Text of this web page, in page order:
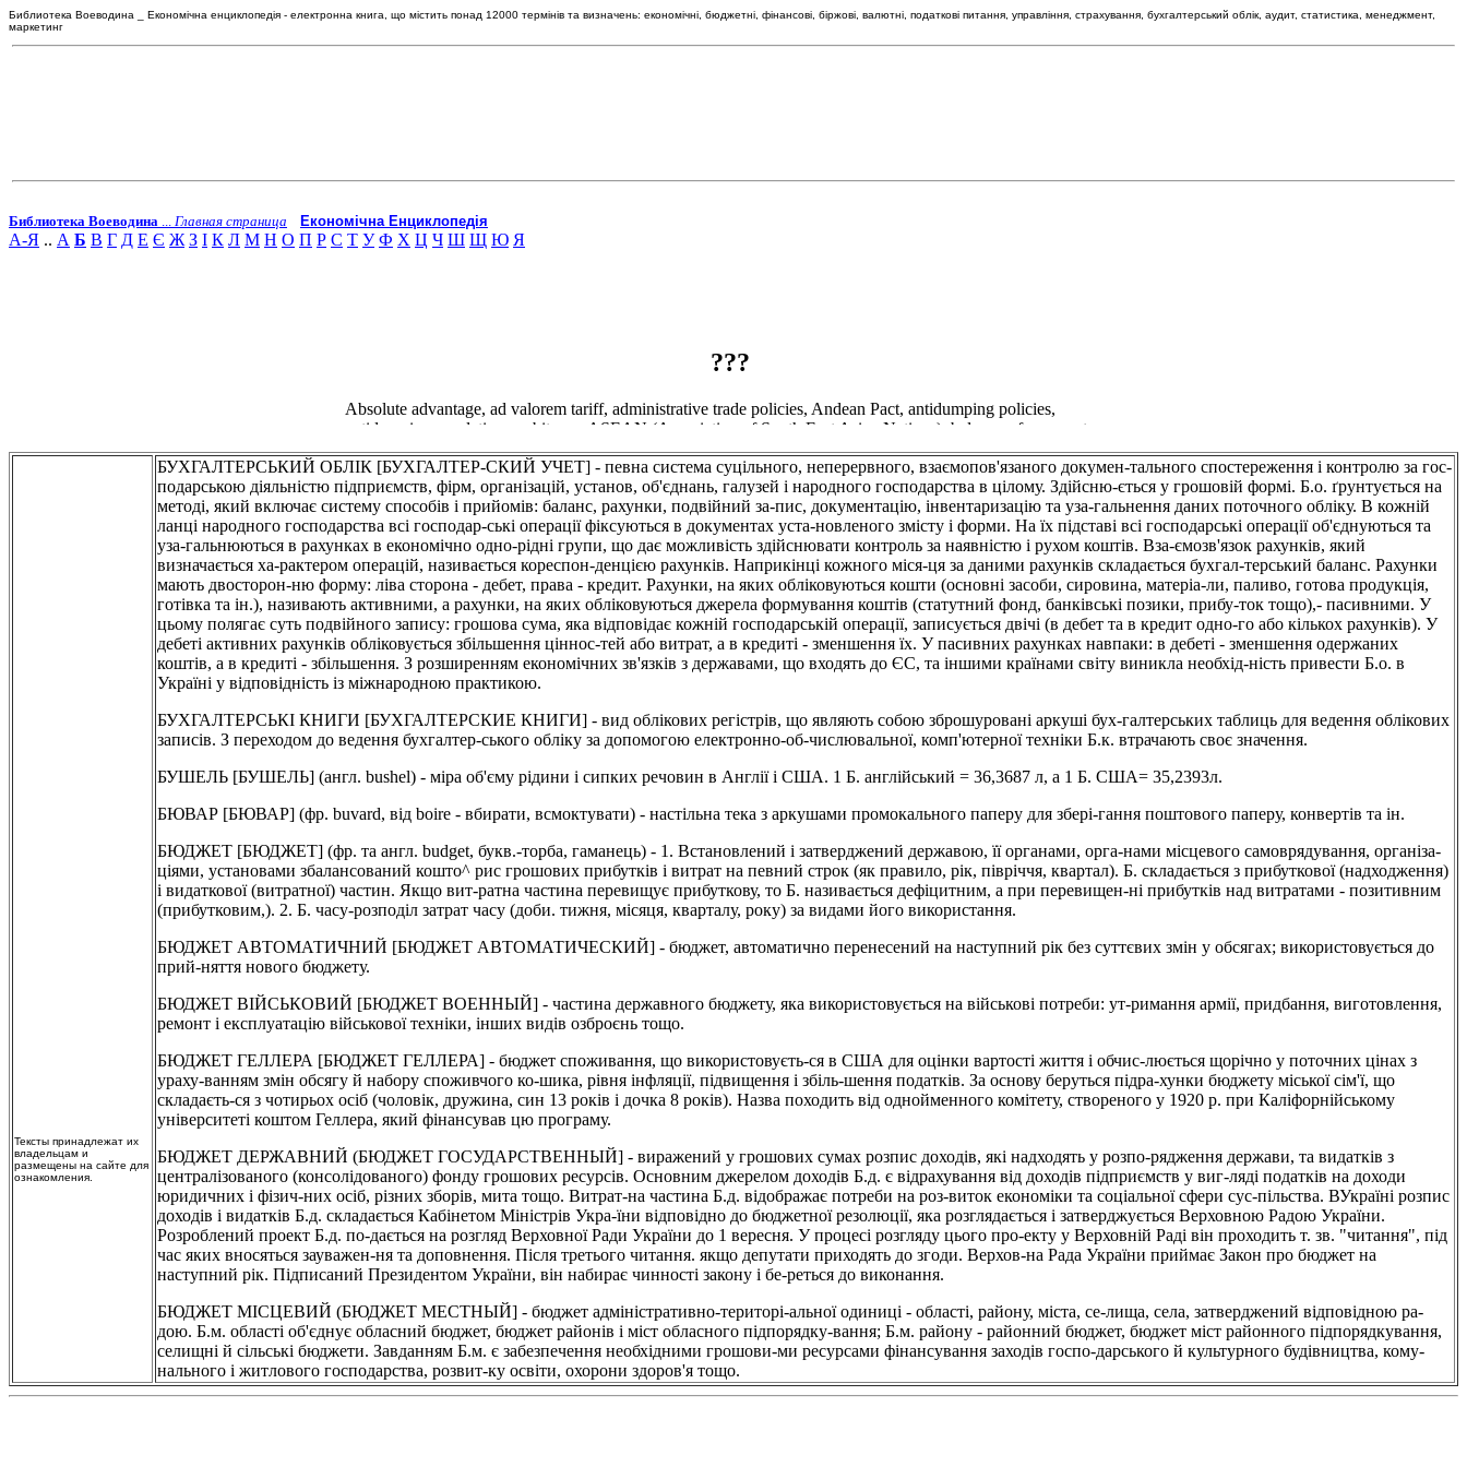
Библиотека Воеводина _ Економічна енциклопедія - електронна книга, що містить понад 12000 термінів та визначень: економічні, бюджетні, фінансові, біржові, валютні, податкові питання, управління, страхування, бухгалтерський облік, аудит, статистика, менеджмент,
маркетинг
Библиотека Воеводина ... Главная страница Економічна Енциклопедія
А-Я .. А Б В Г Д Е Є Ж З І К Л М Н О П Р С Т У Ф Х Ц Ч Ш Щ Ю Я
Тексты принадлежат их
владельцам и
размещены на сайте для
ознакомления.
БУХГАЛТЕРСЬКИЙ ОБЛІК [БУХГАЛТЕР-СКИЙ УЧЕТ] - певна система суцільного, неперервного, взаємопов'язаного докумен-тального спостереження і контролю за гос-
подарською діяльністю підприємств, фірм, організацій, установ, об'єднань, галузей і народного господарства в цілому. Здійсню-ється у грошовій формі. Б.о. ґрунтується на
методі, який включає систему способів і прийомів: баланс, рахунки, подвійний за-пис, документацію, інвентаризацію та уза-гальнення даних поточного обліку. В кожній
ланці народного господарства всі господар-ські операції фіксуються в документах уста-новленого змісту і форми. На їх підставі всі господарські операції об'єднуються та
уза-гальнюються в рахунках в економічно одно-рідні групи, що дає можливість здійснювати контроль за наявністю і рухом коштів. Вза-ємозв'язок рахунків, який
визначається ха-рактером операцій, називається кореспон-денцією рахунків. Наприкінці кожного міся-ця за даними рахунків складається бухгал-терський баланс. Рахунки
мають двосторон-ню форму: ліва сторона - дебет, права - кредит. Рахунки, на яких обліковуються кошти (основні засоби, сировина, матеріа-ли, паливо, готова продукція,
готівка та ін.), називають активними, а рахунки, на яких обліковуються джерела формування коштів (статутний фонд, банківські позики, прибу-ток тощо),- пасивними. У
цьому полягає суть подвійного запису: грошова сума, яка відповідає кожній господарській операції, записується двічі (в дебет та в кредит одно-го або кількох рахунків). У
дебеті активних рахунків обліковується збільшення ціннос-тей або витрат, а в кредиті - зменшення їх. У пасивних рахунках навпаки: в дебеті - зменшення одержаних
коштів, а в кредиті - збільшення. З розширенням економічних зв'язків з державами, що входять до ЄС, та іншими країнами світу виникла необхід-ність привести Б.о. в
Україні у відповідність із міжнародною практикою.
БУХГАЛТЕРСЬКІ КНИГИ [БУХГАЛТЕРСКИЕ КНИГИ] - вид облікових регістрів, що являють собою зброшуровані аркуші бух-галтерських таблиць для ведення облікових
записів. З переходом до ведення бухгалтер-ського обліку за допомогою електронно-об-числювальної, комп'ютерної техніки Б.к. втрачають своє значення.
БУШЕЛЬ [БУШЕЛЬ] (англ. bushel) - міра об'єму рідини і сипких речовин в Англії і США. 1 Б. англійський = 36,3687 л, а 1 Б. США= 35,2393л.
БЮВАР [БЮВАР] (фр. buvard, від boire - вбирати, всмоктувати) - настільна тека з аркушами промокального паперу для збері-гання поштового паперу, конвертів та ін.
БЮДЖЕТ [БЮДЖЕТ] (фр. та англ. budget, букв.-торба, гаманець) - 1. Встановлений і затверджений державою, її органами, орга-нами місцевого самоврядування, організа-
ціями, установами збалансований кошто^ рис грошових прибутків і витрат на певний строк (як правило, рік, півріччя, квартал). Б. складається з прибуткової (надходження)
і видаткової (витратної) частин. Якщо вит-ратна частина перевищує прибуткову, то Б. називається дефіцитним, а при перевищен-ні прибутків над витратами - позитивним
(прибутковим,). 2. Б. часу-розподіл затрат часу (доби. тижня, місяця, кварталу, року) за видами його використання.
БЮДЖЕТ АВТОМАТИЧНИЙ [БЮДЖЕТ АВТОМАТИЧЕСКИЙ] - бюджет, автоматично перенесений на наступний рік без суттєвих змін у обсягах; використовується до
прий-няття нового бюджету.
БЮДЖЕТ ВІЙСЬКОВИЙ [БЮДЖЕТ ВОЕННЫЙ] - частина державного бюджету, яка використовується на військові потреби: ут-римання армії, придбання, виготовлення,
ремонт і експлуатацію військової техніки, інших видів озброєнь тощо.
БЮДЖЕТ ГЕЛЛЕРА [БЮДЖЕТ ГЕЛЛЕРА] - бюджет споживання, що використовуєть-ся в США для оцінки вартості життя і обчис-люється щорічно у поточних цінах з
ураху-ванням змін обсягу й набору споживчого ко-шика, рівня інфляції, підвищення і збіль-шення податків. За основу беруться підра-хунки бюджету міської сім'ї, що
складаєть-ся з чотирьох осіб (чоловік, дружина, син 13 років і дочка 8 років). Назва походить від однойменного комітету, створеного у 1920 р. при Каліфорнійському
університеті коштом Геллера, який фінансував цю програму.
БЮДЖЕТ ДЕРЖАВНИЙ (БЮДЖЕТ ГОСУДАРСТВЕННЫЙ] - виражений у грошових сумах розпис доходів, які надходять у розпо-рядження держави, та видатків з
централізованого (консолідованого) фонду грошових ресурсів. Основним джерелом доходів Б.д. є відрахування від доходів підприємств у виг-ляді податків на доходи
юридичних і фізич-них осіб, різних зборів, мита тощо. Витрат-на частина Б.д. відображає потреби на роз-виток економіки та соціальної сфери сус-пільства. ВУкраїні розпис
доходів і видатків Б.д. складається Кабінетом Міністрів Укра-їни відповідно до бюджетної резолюції, яка розглядається і затверджується Верховною Радою України.
Розроблений проект Б.д. по-дається на розгляд Верховної Ради України до 1 вересня. У процесі розгляду цього про-екту у Верховній Раді він проходить т. зв. "читання", під
час яких вносяться зауважен-ня та доповнення. Після третього читання. якщо депутати приходять до згоди. Верхов-на Рада України приймає Закон про бюджет на
наступний рік. Підписаний Президентом України, він набирає чинності закону і бе-реться до виконання.
БЮДЖЕТ МІСЦЕВИЙ (БЮДЖЕТ МЕСТНЫЙ] - бюджет адміністративно-територі-альної одиниці - області, району, міста, се-лища, села, затверджений відповідною ра-
дою. Б.м. області об'єднує обласний бюджет, бюджет районів і міст обласного підпорядку-вання; Б.м. району - районний бюджет, бюджет міст районного підпорядкування,
селищні й сільські бюджети. Завданням Б.м. є забезпечення необхідними грошови-ми ресурсами фінансування заходів госпо-дарського й культурного будівництва, кому-
нального і житлового господарства, розвит-ку освіти, охорони здоров'я тощо.